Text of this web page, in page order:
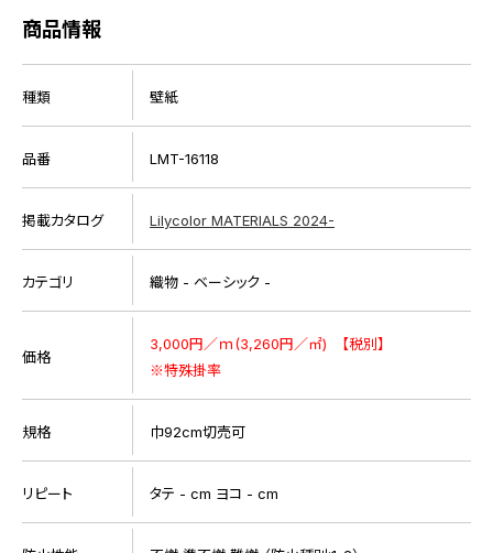
商品情報
種類 壁紙
品番 LMT-16118
掲載カタログ Lilycolor MATERIALS 2024-
カテゴリ 織物 - ベーシック -
価格
3,000円／ｍ(3,260円／㎡) 【税別】
※特殊掛率
規格 巾92cm切売可
リピート タテ - cm ヨコ - cm